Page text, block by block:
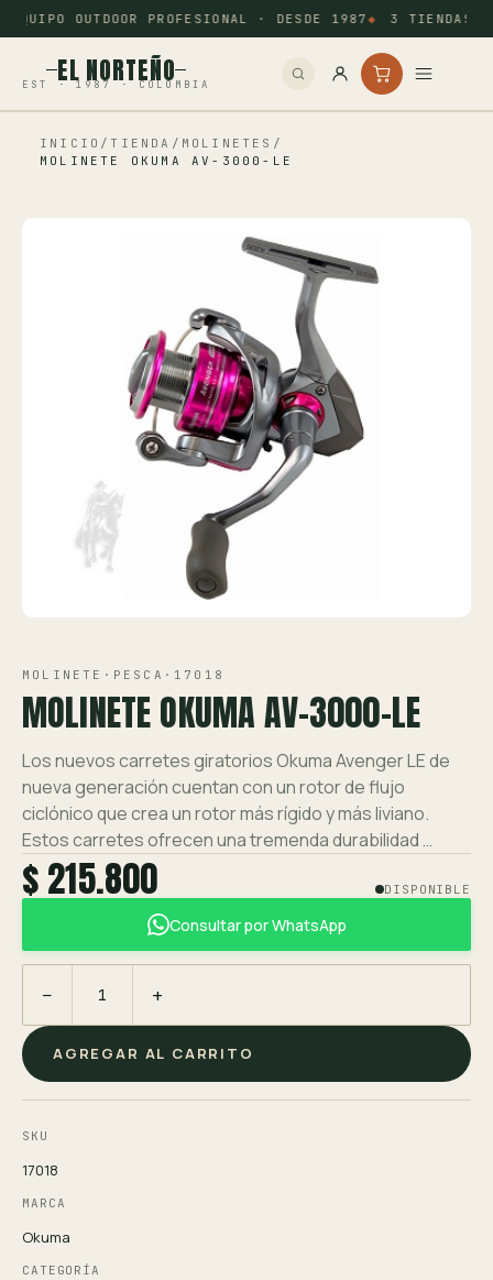
EQUIPO OUTDOOR PROFESIONAL · DESDE 1987 3 TIENDAS:
EL NORTEÑO
EST · 1987 · COLOMBIA
Inicio
Ver toda la tienda →
Contáctanos
INICIO / TIENDA / MOLINETES /
MOLINETE OKUMA AV-3000-LE
MOLINETE · PESCA · 17018
MOLINETE OKUMA AV-3000-LE
Los nuevos carretes giratorios Okuma Avenger LE de
nueva generación cuentan con un rotor de flujo
ciclónico que crea un rotor más rígido y más liviano.
Estos carretes ofrecen una tremenda durabilidad …
$ 215.800 DISPONIBLE
Consultar por WhatsApp
− +
AGREGAR AL CARRITO
SKU
17018
MARCA
Okuma
CATEGORÍA